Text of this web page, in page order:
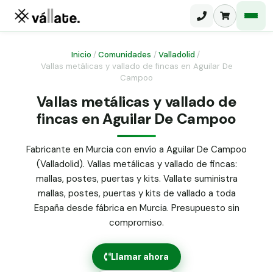
Malla electrosoldada
Malla ganadera
Malla simple torsión
Malla triple torsión
Panel malla H.
Puerta abatible dos hojas
Puerta acceso peatonal
Poste malla Hércules
Poste malla simple torsión
Alambre de espino galvanizado
Alambre liso galvanizado
Malla ocultación 70 g/m² verde
Abrazadera PVC malla H.
Inicio /Comunidades / Valladolid /
Vallas metálicas y vallado de fincas en Aguilar De
Campoo
Vallas metálicas y vallado de
fincas en Aguilar De Campoo
Fabricante en Murcia con envío a Aguilar De Campoo
(Valladolid). Vallas metálicas y vallado de fincas:
mallas, postes, puertas y kits. Vallate suministra
mallas, postes, puertas y kits de vallado a toda
España desde fábrica en Murcia. Presupuesto sin
compromiso.
Llamar ahora